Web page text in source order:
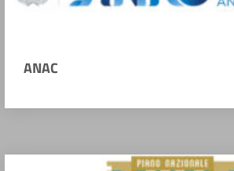
ANAC